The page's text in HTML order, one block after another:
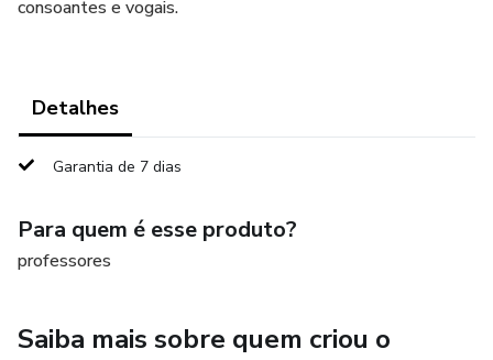
consoantes e vogais.
Detalhes
Garantia de 7 dias
Para quem é esse produto?
professores
Saiba mais sobre quem criou o